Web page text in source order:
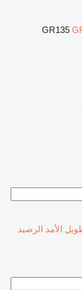
GR135
الأمد الرصيد